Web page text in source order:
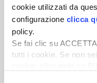
cookie utilizzati da
configurazione clicca
policy.
Se fai clic su
tutti i cookie. Se non
Scopri un servizio